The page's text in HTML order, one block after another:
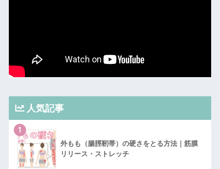
人気記事
1
外もも（腸脛靭帯）の硬さをとる方法｜筋膜
リリース・ストレッチ